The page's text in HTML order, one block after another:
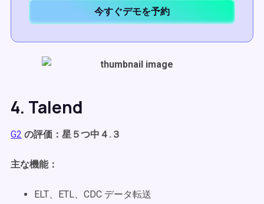
今すぐデモを予約
4. Talend
G2 の評価：星５つ中４.３
主な機能：
ELT、ETL、CDC データ転送